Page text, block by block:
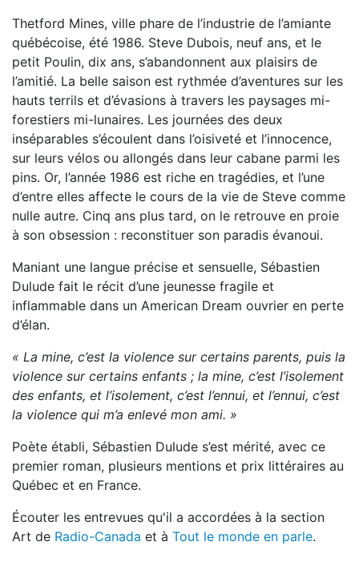
Thetford Mines, ville phare de l’industrie de l’amiante
québécoise, été 1986. Steve Dubois, neuf ans, et le
petit Poulin, dix ans, s’abandonnent aux plaisirs de
l’amitié. La belle saison est rythmée d’aventures sur les
hauts terrils et d’évasions à travers les paysages mi-
forestiers mi-lunaires. Les journées des deux
inséparables s’écoulent dans l’oisiveté et l’innocence,
sur leurs vélos ou allongés dans leur cabane parmi les
pins. Or, l’année 1986 est riche en tragédies, et l’une
d’entre elles affecte le cours de la vie de Steve comme
nulle autre. Cinq ans plus tard, on le retrouve en proie
à son obsession : reconstituer son paradis évanoui.
Maniant une langue précise et sensuelle, Sébastien
Dulude fait le récit d’une jeunesse fragile et
inflammable dans un American Dream ouvrier en perte
d’élan.
« La mine, c’est la violence sur certains parents, puis la
violence sur certains enfants ; la mine, c’est l’isolement
des enfants, et l’isolement, c’est l’ennui, et l’ennui, c’est
la violence qui m’a enlevé mon ami. »
Poète établi, Sébastien Dulude s’est mérité, avec ce
premier roman, plusieurs mentions et prix littéraires au
Québec et en France.
Écouter les entrevues qu'il a accordées à la section
Art de Radio-Canada et à Tout le monde en parle.